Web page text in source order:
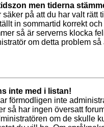
men tiderna
säker på att du har valt rätt
in sommartid korrekt
så är serverns klocka
om detta problem så
inte med i listan!
förmodligen inte
så har ingen översatt
om de skulle